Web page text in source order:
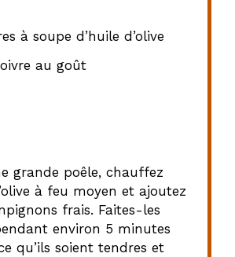
à soupe d’huile d’olive
au goût
grande poêle, chauffez
à feu moyen et ajoutez
frais. Faites-les
environ 5 minutes
qu’ils soient tendres et